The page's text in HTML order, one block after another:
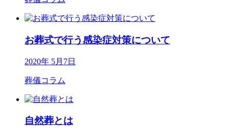
お葬式で行う感染症対策について
2020年 5月7日
葬儀コラム
自然葬とは